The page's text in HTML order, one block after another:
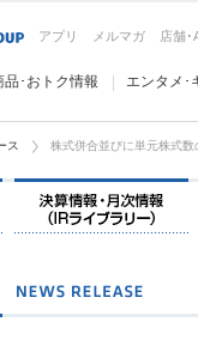
アプリ メルマガ 店舗･
品･おトク情報 エンタメ･
ス 株式併合並びに単元株式
企業情報